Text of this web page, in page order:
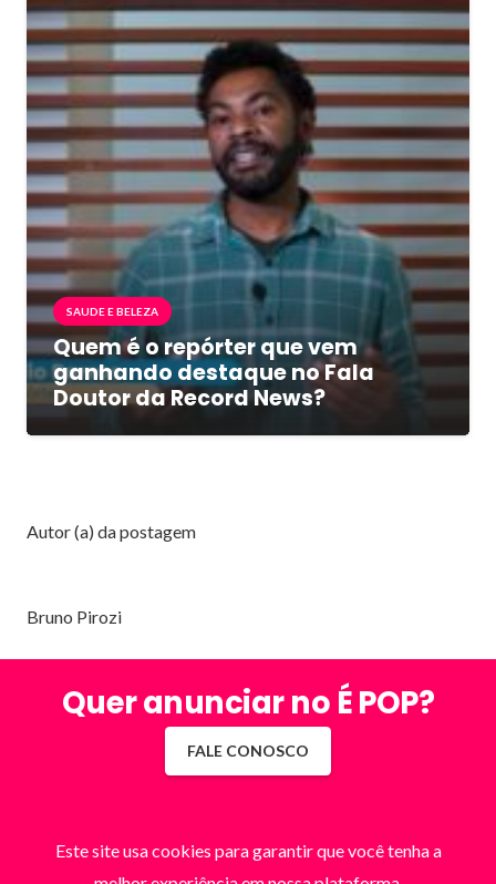
SAUDE E BELEZA
Quem é o repórter que vem
ganhando destaque no Fala
Doutor da Record News?
Autor (a) da postagem
Bruno Pirozi
Quer anunciar no É POP?
FALE CONOSCO
Este site usa cookies para garantir que você tenha a